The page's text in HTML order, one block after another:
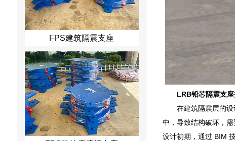
FPS建筑隔震支座
LRB铅芯隔震支座
在建筑隔震层的
中，导致结构破坏，
设计初期，通过 BIM